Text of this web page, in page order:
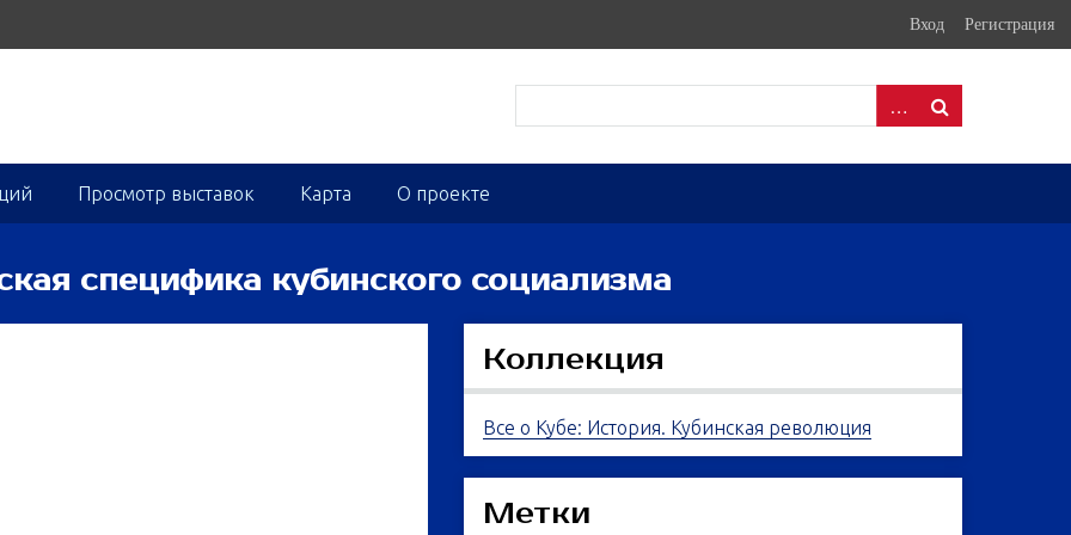
Вход Регистрация
Просмотр выставок Карта О проекте
специфика кубинского социализма
Коллекция
Все о Кубе: История. Кубинская революция
Метки